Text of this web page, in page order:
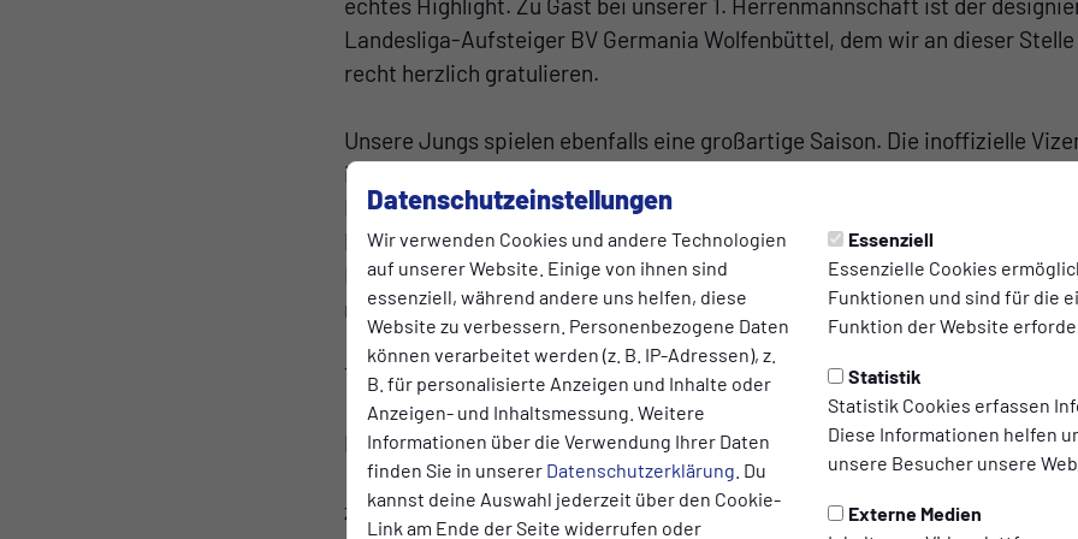
Datenschutzeinstellungen
Wir verwenden Cookies und andere Technologien
auf unserer Website. Einige von ihnen sind
essenziell, während andere uns helfen, diese
Website zu verbessern. Personenbezogene Daten
können verarbeitet werden (z. B. IP-Adressen), z.
B. für personalisierte Anzeigen und Inhalte oder
Anzeigen- und Inhaltsmessung. Weitere
Informationen über die Verwendung Ihrer Daten
finden Sie in unserer Datenschutzerklärung . Du
kannst deine Auswahl jederzeit über den Cookie-
Link am Ende der Seite widerrufen oder
Essenziell
Essenzielle Cookies
Funktionen und sind für die
Funktion der Website
Statistik
Statistik Cookies erfassen
Diese Informationen helfen
unsere Besucher unsere
Externe Medien
Landesliga-Aufsteiger BV Germania Wolfenbüttel, dem wir an dieser
recht herzlich gratulieren.
Unsere Jungs spielen ebenfalls eine großartige Saison. Die inoffizielle
ihnen bereits jetzt sicher.
Rein rechnerisch benötigt das Gästeteam von Trainer Sascha Kallmeyer
Punkt aus drei ausstehenden Spielen, aber bei 9 Punkten Rückstand auf
Mannschaft lediglich erreichen, dass dieser Punkt von den Germanen
nächsten Woche eingefahren wird.
Die Saisonbilanz des BVG ist beeindruckend: 27 Spiele ohne Niederlage,
Torverhältnis von 111:21, dazu mit Tom Krömer den Toptorjäger der Liga.
Im Hinspiel hatten unsere Jungs die Germanen am Rand einer
Pause 3:1, verlor aber letztendlich mit 3:5.
Momentan scheint unser Team nach einem kurzen Durchhänger vor
zurück in der Spur zu sein, trotz gelegentlicher personeller Engpässe.